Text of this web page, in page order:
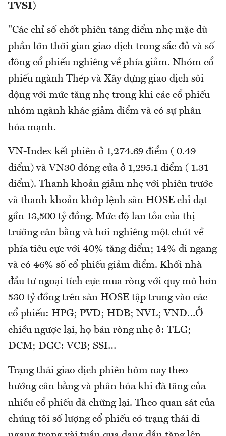
TVSI)
"Các chỉ số chốt phiên tăng điểm nhẹ mặc dù
phần lớn thời gian giao dịch trong sắc đỏ và số
đông cổ phiếu nghiêng về phía giảm. Nhóm cổ
phiếu ngành Thép và Xây dựng giao dịch sôi
động với mức tăng nhẹ trong khi các cổ phiếu
nhóm ngành khác giảm điểm và có sự phân
hóa mạnh.
VN-Index kết phiên ở 1,274.69 điểm ( 0.49
điểm) và VN30 đóng cửa ở 1,295.1 điểm ( 1.31
điểm). Thanh khoản giảm nhẹ với phiên trước
và thanh khoản khớp lệnh sàn HOSE chỉ đạt
gần 13,500 tỷ đồng. Mức độ lan tỏa của thị
trường cân bằng và hơi nghiêng một chút về
phía tiêu cực với 40% tăng điểm; 14% đi ngang
và có 46% số cổ phiếu giảm điểm. Khối nhà
đầu tư ngoại tích cực mua ròng với quy mô hơn
530 tỷ đồng trên sàn HOSE tập trung vào các
cổ phiếu: HPG; PVD; HDB; NVL; VND…Ở
chiều ngược lại, họ bán ròng nhẹ ở: TLG;
DCM; DGC: VCB; SSI…
Trạng thái giao dịch phiên hôm nay theo
hướng cân bằng và phân hóa khi đà tăng của
nhiều cổ phiếu đã chững lại. Theo quan sát của
chúng tôi số lượng cổ phiếu có trạng thái đi